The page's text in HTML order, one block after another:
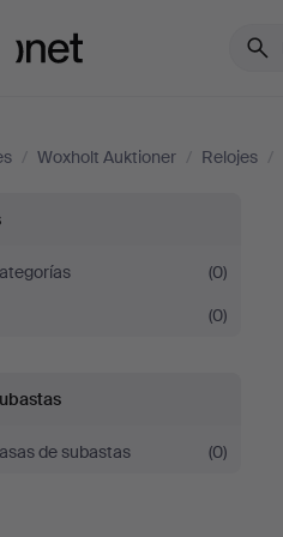
/ Woxholt Auktioner / Relojes /
(0)
(0)
de subastas (0)